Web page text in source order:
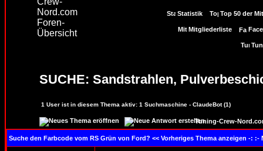
Statistik Top 50 der
Mitgliederliste
SUCHE: Sandstrahlen,
1 User ist in diesem Thema aktiv: 1 Suchmaschine - ClaudeBot (1)
Tuning-Crew-
Suche den Farbcode vom RS Grün von Ford? << Vorheriges Thema anzeigen -: